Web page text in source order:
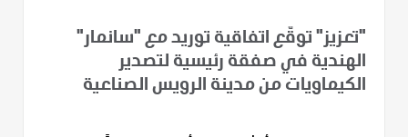
"تعزيز" توقّع اتفاقية توريد مع "سانمار"
الهندية في صفقة رئيسية لتصدير
الكيماويات من مدينة الرويس الصناعية